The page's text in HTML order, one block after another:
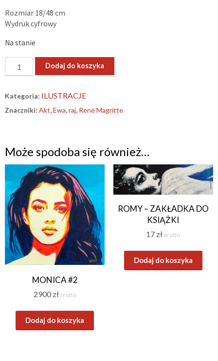
Rozmiar 18/48 cm
Wydruk cyfrowy
Na stanie
Ewa
plakat
Dodaj do koszyka
Kategoria: ILUSTRACJE
Znaczniki: Akt,Ewa,raj, René Magritte
Może spodoba się również…
MONICA #2
2900 zł brutto
Dodaj do koszyka
ROMY – ZAKŁADKA DO
KSIĄŻKI
17 zł brutto
Dodaj do koszyka